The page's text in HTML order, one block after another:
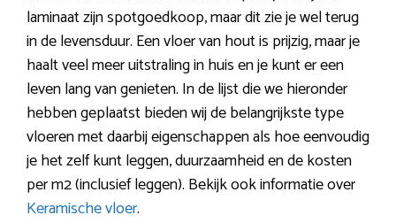
laminaat zijn spotgoedkoop, maar dit zie je wel terug
in de levensduur. Een vloer van hout is prijzig, maar je
haalt veel meer uitstraling in huis en je kunt er een
leven lang van genieten. In de lijst die we hieronder
hebben geplaatst bieden wij de belangrijkste type
vloeren met daarbij eigenschappen als hoe eenvoudig
je het zelf kunt leggen, duurzaamheid en de kosten
per m2 (inclusief leggen). Bekijk ook informatie over
Keramische vloer.